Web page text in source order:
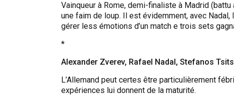
Vainqueur à Rome, demi-finaliste à Madrid
une faim de loup. Il est évidemment, avec
gérer less émotions d’un match e trois sets
*
Alexander Zverev, Rafael Nadal, Stefanos
L’Allemand peut certes être particulièrement
expériences lui donnent de la maturité.